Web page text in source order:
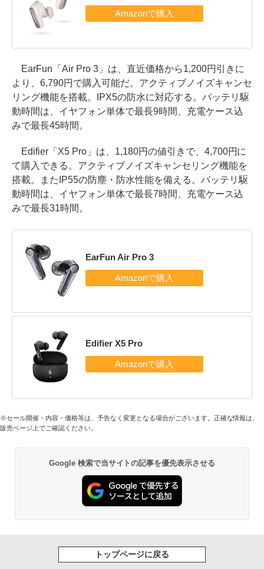
EarFun「Air Pro 3」は、直近価格から1,200円引きに
より、6,790円で購入可能だ。アクティブノイズキャンセ
リング機能を搭載。IPX5の防水に対応する。バッテリ駆
動時間は、イヤフォン単体で最長9時間、充電ケース込
みで最長45時間。
Edifier「X5 Pro」は、1,180円の値引きで、4,700円に
て購入できる。アクティブノイズキャンセリング機能を
搭載。またIP55の防塵・防水性能を備える。バッテリ駆
動時間は、イヤフォン単体で最長7時間、充電ケース込
みで最長31時間。
EarFun Air Pro 3
Edifier X5 Pro
※セール開催・内容・価格等は、予告なく変更となる場合がございます。正確な情報は、
販売ページ上でご確認ください。
Google 検索で当サイトの記事を優先表示させる
トップページに戻る